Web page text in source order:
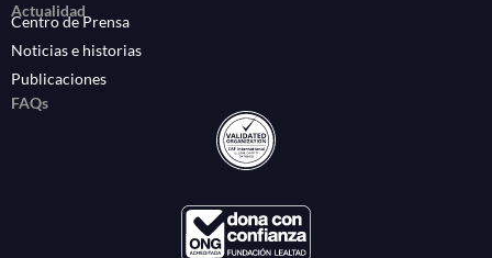
Actualidad
Centro de Prensa
Noticias e historias
Publicaciones
FAQs